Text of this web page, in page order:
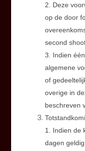
2. Deze
op de door
second
3. Indien
algemene
of
overige in
beschreven
1. Indien de
dagen